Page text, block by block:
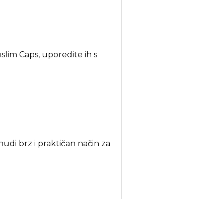
Caps, uporedite ih s
brz i praktičan način za